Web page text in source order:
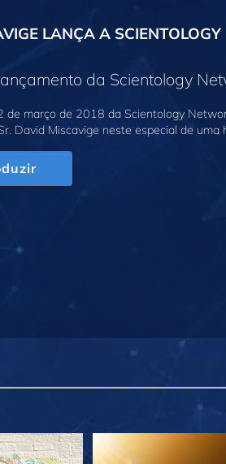
LANÇA A SCIENTOLOGY
da Scientology
de março de 2018 da Scientology
David Miscavige neste especial de uma